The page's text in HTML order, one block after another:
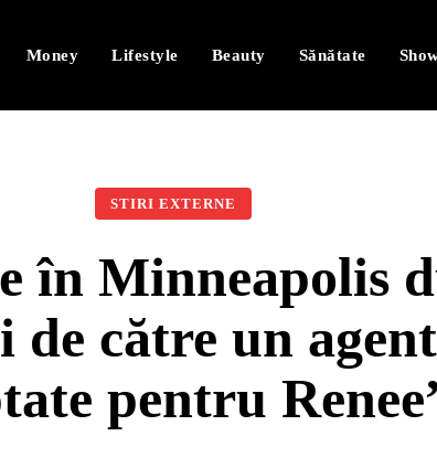
Money Lifestyle Beauty Sănătate
STIRI EXTERNE
în Minneapolis
de către un
pentru